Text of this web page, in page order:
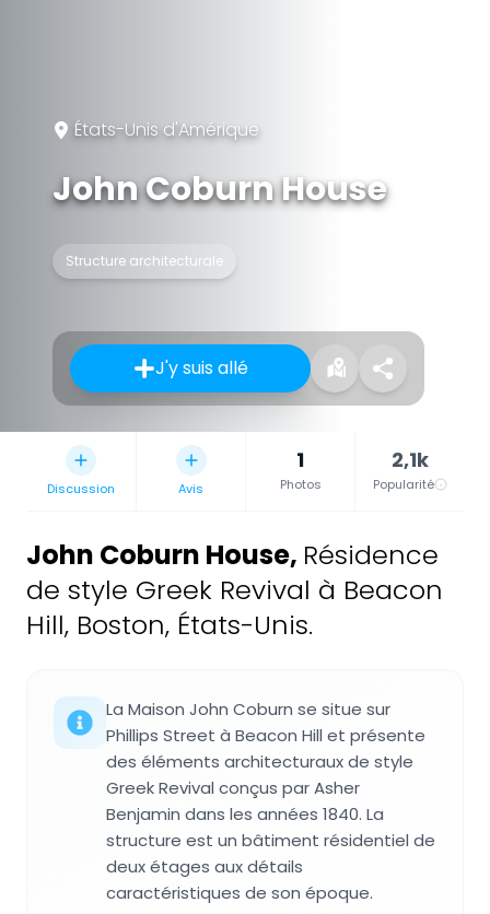
États-Unis d'Amérique
John Coburn House
Structure architecturale
J'y suis allé
Discussion Avis
1
Photos
2,1k
Popularité
John Coburn House, Résidence
de style Greek Revival à Beacon
Hill, Boston, États-Unis.
La Maison John Coburn se situe sur
Phillips Street à Beacon Hill et présente
des éléments architecturaux de style
Greek Revival conçus par Asher
Benjamin dans les années 1840. La
structure est un bâtiment résidentiel de
deux étages aux détails
caractéristiques de son époque.